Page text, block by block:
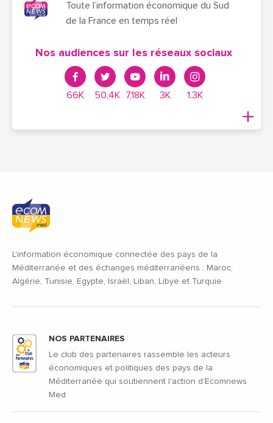
Toute l’information économique du Sud
de la France en temps réel
Nos audiences sur les réseaux sociaux
66K 50,4K 7,18K 3K 1.3K
L'information économique connectée des pays de la
Méditerranée et des échanges méditerranéens : Maroc,
Algérie, Tunisie, Egypte, Israël, Liban, Libye et Turquie
NOS PARTENAIRES
Le club des partenaires rassemble les acteurs
économiques et politiques des pays de la
Méditerranée qui soutiennent l'action d'Ecomnews
Med